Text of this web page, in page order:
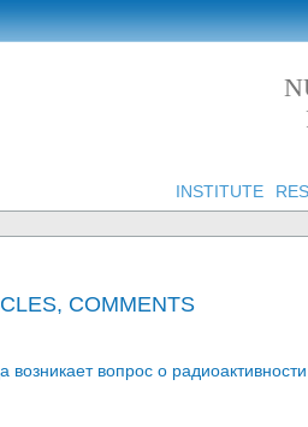
INSTITUTE
COMMENTS
возникает вопрос о